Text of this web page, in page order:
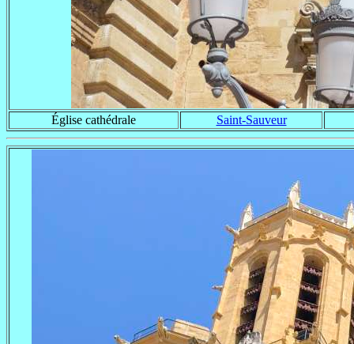
Église cathédrale Saint-Sauveur